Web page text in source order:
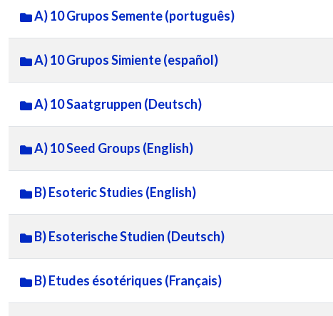
A) 10 Grupos Semente (português)
A) 10 Grupos Simiente (español)
A) 10 Saatgruppen (Deutsch)
A) 10 Seed Groups (English)
B) Esoteric Studies (English)
B) Esoterische Studien (Deutsch)
B) Etudes ésotériques (Français)